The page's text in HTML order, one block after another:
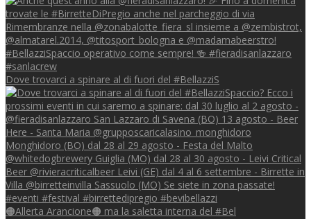
Dove trovarci a spinare al di fuori del #BellazziS
🟠Allerta Arancione🟠 ma la saletta interna del #Bel